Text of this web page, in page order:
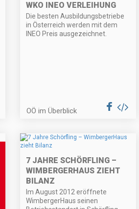
WKO INEO VERLEIHUNG
Die besten Ausbildungsbetriebe
in Österreich werden mit dem
INEO Preis ausgezeichnet.
OÖ im Überblick
7 JAHRE SCHÖRFLING –
WIMBERGERHAUS ZIEHT
BILANZ
Im August 2012 eröffnete
WimbergerHaus seinen